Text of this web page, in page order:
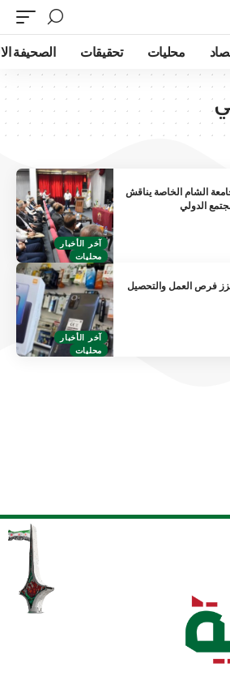
محليات تحقيقات الصحيفة
آخر الأخبار
محليات
الشام الخاصة يناقش
الدولي
آخر الأخبار
محليات
فرص العمل والتحصيل